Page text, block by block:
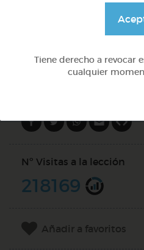
Nº Visitas a la lección
218169
Añadir a favoritos
Tiene derecho a revocar
cualquier